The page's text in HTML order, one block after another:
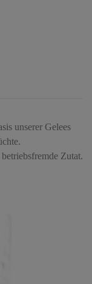
unserer Gelees
Zutat.